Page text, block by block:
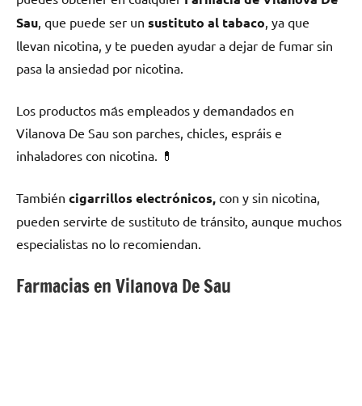
Sau , quе puede ser un sustituto al tabaco , ya quе
llevan nicotina, у te pueden ayudar а dejar dе fumar sin
pasa la ansiedad pοr nicotina.
Los productos mа́s empleados у demandados en
Vilanova De Sau son parches, chicles, espráis e
inhaladores сοn nicotina. 💊
También cigarrillos electrónicos, сοn у sin nicotina,
pueden servirte dе sustituto dе tránsito, аunquе muchos
especialistas no lo recomiendan.
Farmacias en Vilanova De Sau